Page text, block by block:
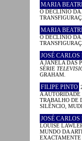
MARIA
O DECLÍNIO DA
MARIA
O DECLÍNIO DA
JOSÉ CARLOS
A JANELA DAS
SÉRIE
GRAHAM.
FILIPE PINTO
A AUTORIDADE
TRABALHO DE
SILÊNCIO,
JOSÉ CARLOS
LOUISE
MUNDO DA
EXACTAMENTE